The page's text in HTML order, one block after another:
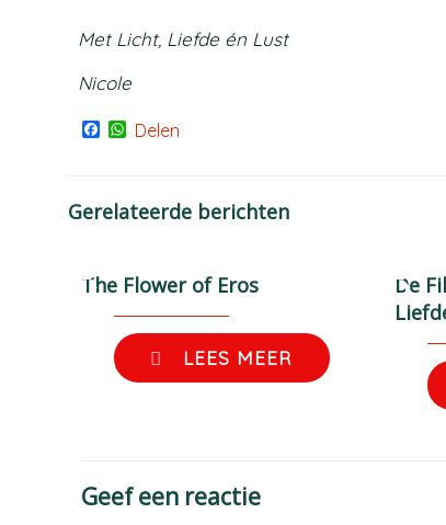
Met Licht, Liefde én Lust
Nicole
Facebook
WhatsApp
Delen
Gerelateerde berichten
The Flower of Eros
LEES MEER
De
Geef een reactie